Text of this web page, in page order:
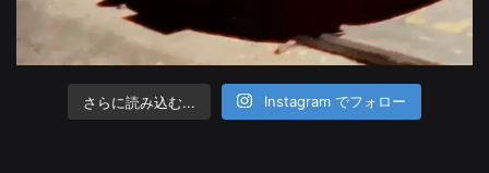
さらに読み込む... Instagram でフォロー